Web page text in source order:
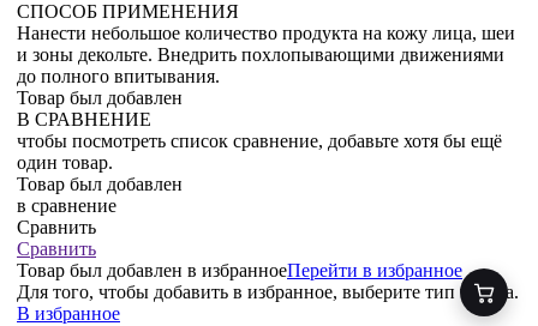
СПОСОБ ПРИМЕНЕНИЯ
Нанести небольшое количество продукта на кожу лица, шеи
и зоны декольте. Внедрить похлопывающими движениями
до полного впитывания.
Товар был добавлен
В СРАВНЕНИЕ
чтобы посмотреть список сравнение, добавьте хотя бы ещё
один товар.
Товар был добавлен
в сравнение
Сравнить
Сравнить
Товар был добавлен в избранноеПерейти в избранное
Для того, чтобы добавить в избранное, выберите тип товара.
В избранное